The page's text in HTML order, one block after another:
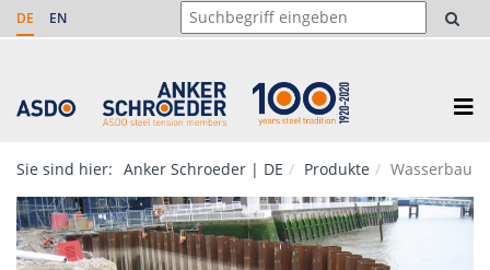
DE EN
Sie sind hier: Anker Schroeder | DE Produkte Wasserbau